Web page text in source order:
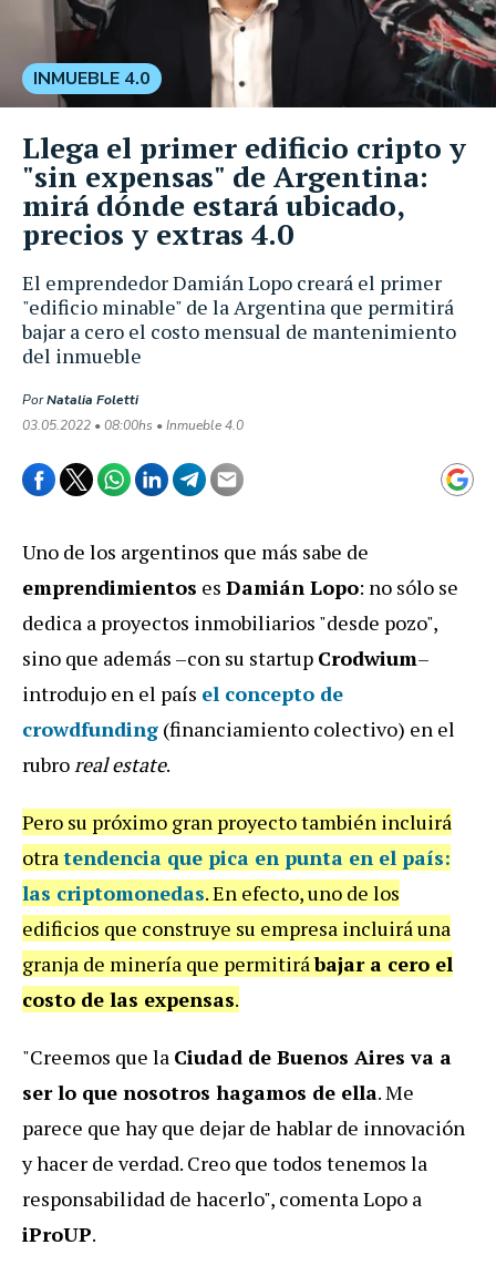
El emprendedor Damián Lopo creará el primer
"edificio minable" de la Argentina que permitirá
bajar a cero el costo mensual de mantenimiento
del inmueble
PorNatalia Foletti
03.05.2022 • 08:00hs • Inmueble 4.0
INMUEBLE 4.0
Llega el primer edificio cripto y
"sin expensas" de Argentina:
mirá dónde estará ubicado,
precios y extras 4.0
Uno de los argentinos que más sabe de
emprendimientos es Damián Lopo: no sólo se
dedica a proyectos inmobiliarios "desde pozo",
sino que además –con su startup Crodwium–
introdujo en el país el concepto de
crowdfunding (financiamiento colectivo) en el
rubroreal estate.
Pero su próximo gran proyecto también incluirá
otratendencia que pica en punta en el país:
las criptomonedas. En efecto, uno de los
edificios que construye su empresa incluirá una
granja de minería que permitirábajar a cero el
costo de las expensas.
"Creemos que la Ciudad de Buenos Aires va a
ser lo que nosotros hagamos de ella. Me
parece que hay que dejar de hablar de innovación
y hacer de verdad. Creo que todos tenemos la
responsabilidad de hacerlo", comenta Lopo a
iProUP.